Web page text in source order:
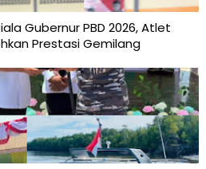
Gubernur PBD 2026, Atlet
Prestasi Gemilang